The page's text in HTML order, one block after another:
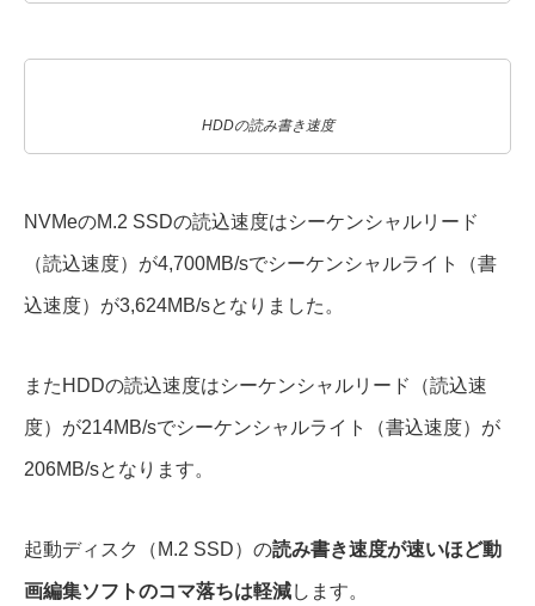
HDDの読み書き速度
NVMeのM.2 SSDの読込速度はシーケンシャルリード
（読込速度）が4,700MB/sでシーケンシャルライト（書
込速度）が3,624MB/sとなりました。
またHDDの読込速度はシーケンシャルリード（読込速
度）が214MB/sでシーケンシャルライト（書込速度）が
206MB/sとなります。
起動ディスク（M.2 SSD）の読み書き速度が速いほど動
画編集ソフトのコマ落ちは軽減します。